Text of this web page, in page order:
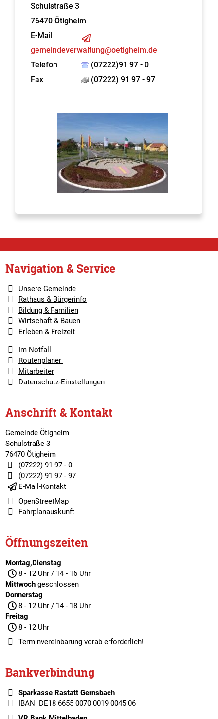
Schulstraße 3
76470 Ötigheim
E-Mail
gemeindeverwaltung@oetigheim.de
Telefon
(07222)91 97 - 0
Fax
(07222) 91 97 - 97
Navigation & Service
Unsere Gemeinde
Rathaus & Bürgerinfo
Bildung & Familien
Wirtschaft & Bauen
Erleben & Freizeit
Im Notfall
Routenplaner
Mitarbeiter
Datenschutz-Einstellungen
Anschrift & Kontakt
Gemeinde Ötigheim
Schulstraße 3
76470 Ötigheim
(07222) 91 97 - 0
(07222) 91 97 - 97
E-Mail-Kontakt
OpenStreetMap
Fahrplanauskunft
Öffnungszeiten
Montag,Dienstag
8 - 12 Uhr / 14 - 16 Uhr
Mittwochgeschlossen
Donnerstag
8 - 12 Uhr / 14 - 18 Uhr
Freitag
8 - 12 Uhr
Terminvereinbarungvorab erforderlich!
Bankverbindung
Sparkasse Rastatt Gernsbach
IBAN: DE18 6655 0070 0019 0045 06